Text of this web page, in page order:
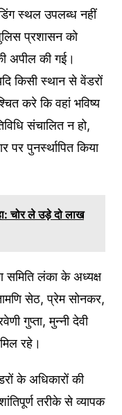
स्थल उपलब्ध नहीं
प्रशासन को
अपील की गई।
किसी स्थान से वेंडरों
करे कि वहां भविष्य
संचालित न हो,
पर पुनर्स्थापित किया
चोर ले उड़े दो लाख
समिति लंका के अध्यक्ष
सेठ, प्रेम सोनकर,
गुप्ता, मुन्नी देवी
रहे।
के अधिकारों की
तरीके से व्यापक